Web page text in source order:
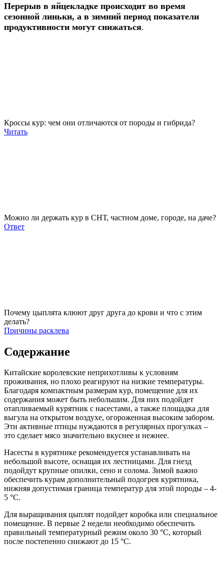
Перерыв в яйцекладке происходит во время
сезонной линьки, а в зимний период показатели
продуктивности могут снижаться.
Кроссы кур: чем они отличаются от породы и гибрида?
Читать
Можно ли держать кур в СНТ, частном доме, городе, на даче?
Ответ
Почему цыплята клюют друг друга до крови и что с этим
делать?
Причины расклева
Содержание
Китайские королевские неприхотливы к условиям
проживания, но плохо реагируют на низкие температуры.
Благодаря компактным размерам кур, помещение для их
содержания может быть небольшим. Для них подойдет
отапливаемый курятник с насестами, а также площадка для
выгула на открытом воздухе, огороженная высоким забором.
Эти активные птицы нуждаются в регулярных прогулках –
это сделает мясо значительно вкуснее и нежнее.
Насесты в курятнике рекомендуется устанавливать на
небольшой высоте, оснащая их лестницами. Для гнезд
подойдут крупные опилки, сено и солома. Зимой важно
обеспечить курам дополнительный подогрев курятника,
нижняя допустимая граница температур для этой породы – 4-
5 °C.
Для выращивания цыплят подойдет коробка или специальное
помещение. В первые 2 недели необходимо обеспечить
правильный температурный режим около 30 °C, который
после постепенно снижают до 15 °C.